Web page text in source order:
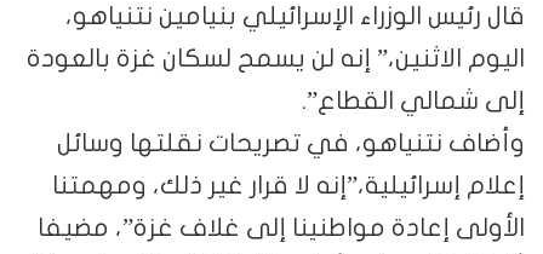
قال رئيس الوزراء الإسرائيلي بنيامين نتنياهو،
اليوم الاثنين،” إنه لن يسمح لسكان غزة بالعودة
إلى شمالي القطاع”.
وأضاف نتنياهو، في تصريحات نقلتها وسائل
إعلام إسرائيلية،”إنه لا قرار غير ذلك، ومهمتنا
الأولى إعادة مواطنينا إلى غلاف غزة”، مضيفا